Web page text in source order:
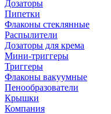
Дозаторы
Пипетки
Флаконы стеклянные
Распылители
Дозаторы для крема
Мини-триггеры
Триггеры
Флаконы вакуумные
Пенообразователи
Крышки
Компания